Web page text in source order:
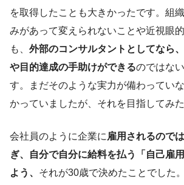
を取得したことも大きかったです。組
みがあって変えられないことや近視眼
も、 外部のコンサルタントとしてなら
や目的達成の手助けができるのではな
す。
まだそのような実力が備わってい
かっていましたが、それを目指してみ
会社員のように企業に 雇用されるので
ぎ、自分で自分に給料を払う
「自己雇
よう、 それが30歳で決めたことでした